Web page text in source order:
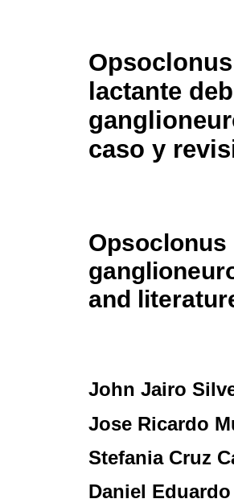
lactante
caso y
and
John Jairo
Jose Ricardo
Stefania Cruz
Daniel